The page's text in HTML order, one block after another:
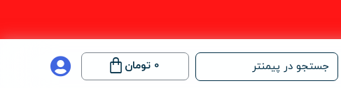
جستجو در پیمنتر 0 تومان